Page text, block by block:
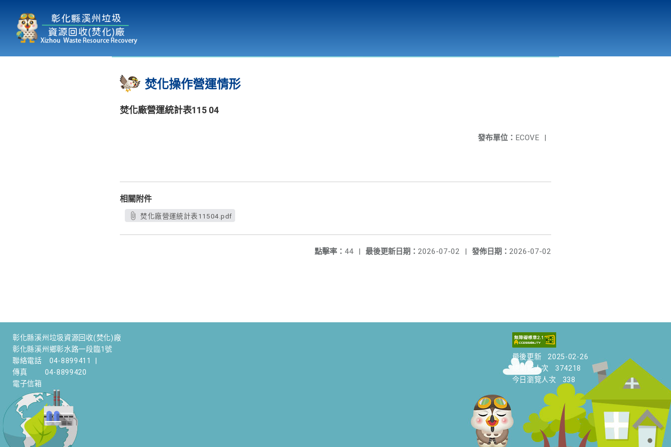
本廠簡介
:::
焚化操作營運情形
焚化廠營運統計表115 04
發布單位： ECOVE |
相關附件
焚化廠營運統計表11504.pdf
發佈日期： 2026-07-02
最後更新日期： 2026-07-02 |
點擊率： 44 |
彰化縣溪州垃圾資源回收(焚化)廠
彰化縣溪州鄉彰水路一段臨1號
聯絡電話
04-8899411
傳真
04-8899420
電子信箱
最後更新
2025-02-26
總瀏覽人次
374218
今日瀏覽人次
338